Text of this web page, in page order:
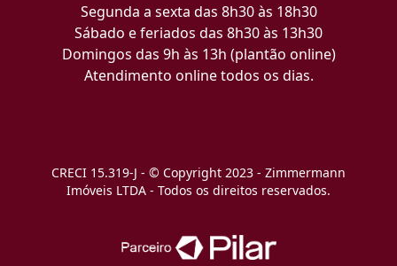
Segunda a sexta das 8h30 às 18h30
Sábado e feriados das 8h30 às 13h30
Domingos das 9h às 13h (plantão online)
Atendimento online todos os dias.
CRECI 15.319-J - © Copyright 2023 - Zimmermann
Imóveis LTDA - Todos os direitos reservados.